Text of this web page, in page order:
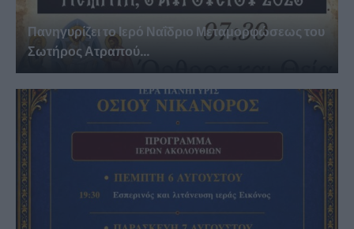
Πανηγυρίζει το Ιερό Ναΐδριο Μεταμορφώσεως του
Σωτήρος Ατραπού...